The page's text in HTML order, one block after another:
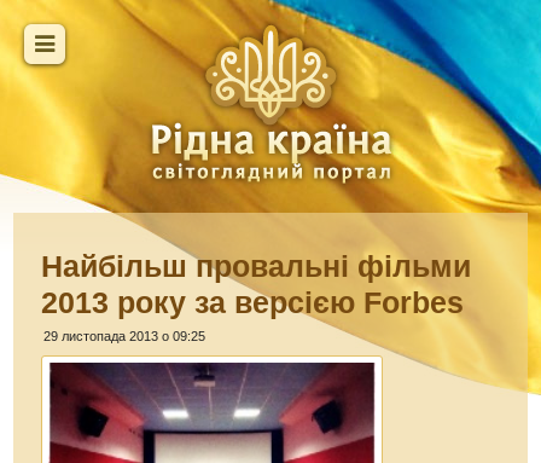
Найбільш провальні фільми
2013 року за версією Forbes
29 листопада 2013 о 09:25